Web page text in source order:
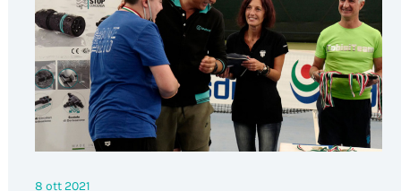
8 ott 2021